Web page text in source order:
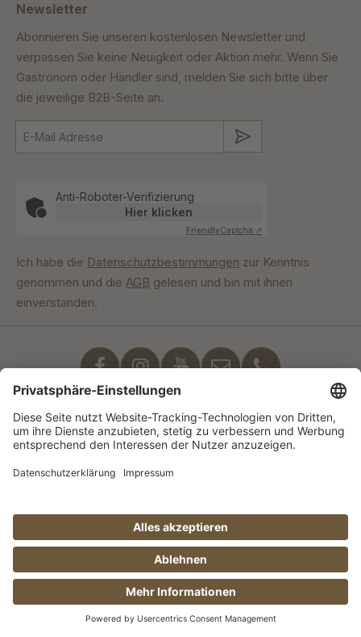
Newsletter
Abonnieren Sie unseren kostenlosen Newsletter und
verpassen Sie keine Neuigkeit oder Aktion mehr. Wenn Sie
Gastronom oder Händler sind, melden Sie sich bitte über
die jeweilige B2B-Seite an.
Anti-Roboter-Verifizierung
Hier klicken
FriendlyCaptcha ⇗
Ich habe die Datenschutzbestimmungen zur Kenntnis
genommen und die AGB gelesen und bin mit ihnen
einverstanden.
Unser Engagement
© Manufaktur Jörg Geiger GmbH 2026 |
* Preise exkl. MwSt. zzgl. Versandkosten